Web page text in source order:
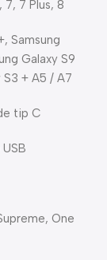
7, 7 Plus, 8
Samsung
Galaxy S9
S3 + A5 / A7
tip C
One